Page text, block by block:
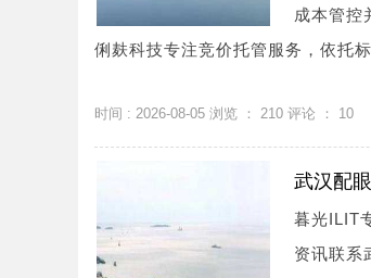
成本管控
俐麸科技专注竞价托管服务，依托
时间 : 2026-08-05 浏览 ： 210 评论 ： 10
武汉配
暮光ILIT
资讯联系